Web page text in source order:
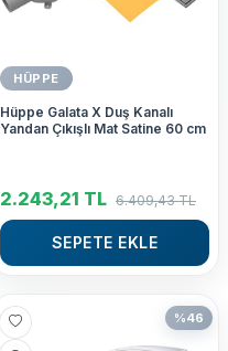
HÜPPE
Hüppe Galata X Duş Kanalı
Yandan Çıkışlı Mat Satine 60 cm
2.243,21 TL 6.409,43TL
SEPETE EKLE
%46